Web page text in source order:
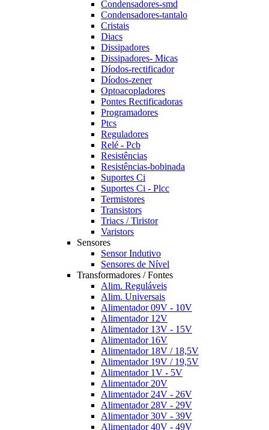
Condensadores-smd
Condensadores-tantalo
Cristais
Diacs
Dissipadores
Dissipadores- Micas
Díodos-rectificador
Díodos-zener
Optoacopladores
Pontes Rectificadoras
Programadores
Ptcs
Reguladores
Relé - Pcb
Resistências
Resistências-bobinada
Suportes Ci
Suportes Ci - Plcc
Termistores
Transistors
Triacs / Tiristor
Varistors
Sensores
Sensor Indutivo
Sensores de Nível
Transformadores / Fontes
Alim. Reguláveis
Alim. Universais
Alimentador 09V - 10V
Alimentador 12V
Alimentador 13V - 15V
Alimentador 16V
Alimentador 18V / 18,5V
Alimentador 19V / 19,5V
Alimentador 1V - 5V
Alimentador 20V
Alimentador 24V - 26V
Alimentador 28V - 29V
Alimentador 30V - 39V
Alimentador 40V - 49V